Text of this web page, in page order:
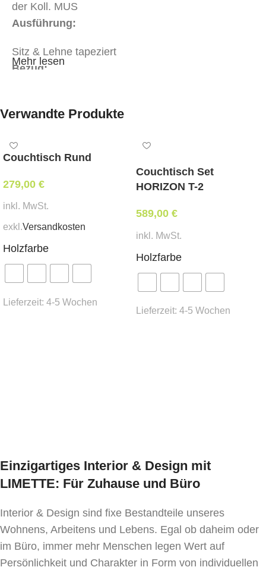
der Koll. MUS
Ausführung:
Sitz & Lehne tapeziert
Bezug:
MER-1
MER-2
Weißpolsterung*
tapeziert mit Ihrem beigestellten Eigenbezug*
Breite 47 cm, Tiefe 57 cm, Sitzhöhe 48 cm,
Gesamthöhe 100 cm
ab 4 Stk., ab 10 Stk. oder ab 48 Stk.
Stoffbedarf:(für Weißpolsterung / beigestellten
Mehr lesen
Verwandte Produkte
Couchtisch Rund
279,00 €
inkl. MwSt.
exkl.Versandkosten
Holzfarbe
Lieferzeit: 4-5 Wochen
Couchtisch Set
HORIZON T-2
589,00 €
inkl. MwSt.
Holzfarbe
Lieferzeit: 4-5 Wochen
Einzigartiges Interior & Design mit
LIMETTE: Für Zuhause und Büro
Interior & Design sind fixe Bestandteile unseres
Wohnens, Arbeitens und Lebens. Egal ob daheim oder
im Büro, immer mehr Menschen legen Wert auf
Persönlichkeit und Charakter in Form von individuellen